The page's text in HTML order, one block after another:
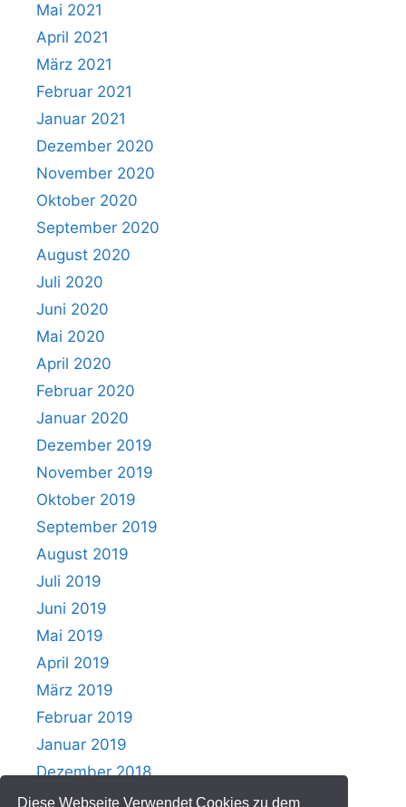
Mai 2021
April 2021
März 2021
Februar 2021
Januar 2021
Dezember 2020
November 2020
Oktober 2020
September 2020
August 2020
Juli 2020
Juni 2020
Mai 2020
April 2020
Februar 2020
Januar 2020
Dezember 2019
November 2019
Oktober 2019
September 2019
August 2019
Juli 2019
Juni 2019
Mai 2019
April 2019
März 2019
Februar 2019
Januar 2019
Dezember 2018
Diese Webseite Verwendet Cookies zu dem